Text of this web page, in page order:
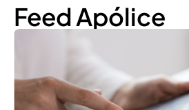
Feed Apólice